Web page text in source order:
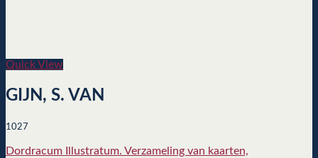
Quick View
GIJN, S. VAN
1027
Dordracum Illustratum. Verzameling van kaarten,